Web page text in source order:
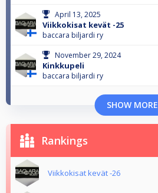
April 13, 2025
Viikkokisat kevät -25
baccara biljardi ry
November 29, 2024
Kinkkupeli
baccara biljardi ry
SHOW MORE
Rankings
Viikkokisat kevät -26